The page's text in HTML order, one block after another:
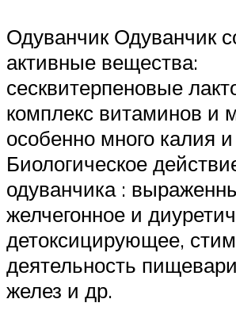
Одуванчик Одуванчик
активные вещества:
сесквитерпеновые
комплекс витаминов и
особенно много калия
Биологическое
одуванчика :
желчегонное и
детоксицирующее,
деятельность
желез и др.